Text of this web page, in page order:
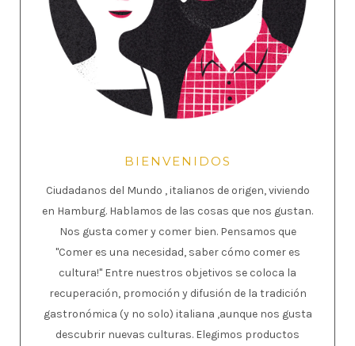
BIENVENIDOS
Ciudadanos del Mundo , italianos de origen, viviendo
en Hamburg. Hablamos de las cosas que nos gustan.
Nos gusta comer y comer bien. Pensamos que
"Comer es una necesidad, saber cómo comer es
cultura!" Entre nuestros objetivos se coloca la
recuperación, promoción y difusión de la tradición
gastronómica (y no solo) italiana ,aunque nos gusta
descubrir nuevas culturas. Elegimos productos